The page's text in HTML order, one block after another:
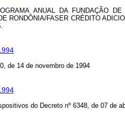
ANUAL DA FUNDAÇÃO
RONDÔNIA/FASER CRÉDITO
de 14 de novembro de 1994
do Decreto nº 6348, de 07 de